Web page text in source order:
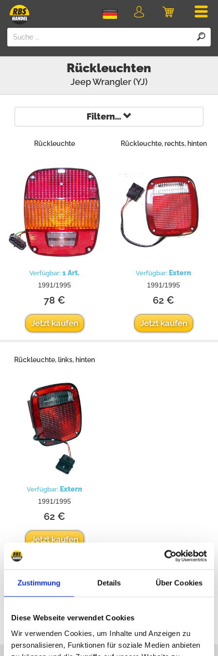
Zustimmung Details Über Cookies
Diese Webseite verwendet Cookies
Wir verwenden Cookies, um Inhalte und Anzeigen zu
personalisieren, Funktionen für soziale Medien anbieten
Login
Rückleuchten
JeepWrangler (YJ)
Filtern…
Rückleuchte
Verfügbar: 1 Art.
1991/1995
78 €
Jetzt kaufen
Rückleuchte, rechts, hinten
Verfügbar: Extern
1991/1995
62 €
Jetzt kaufen
Rückleuchte, links, hinten
Verfügbar: Extern
1991/1995
62 €
Jetzt kaufen